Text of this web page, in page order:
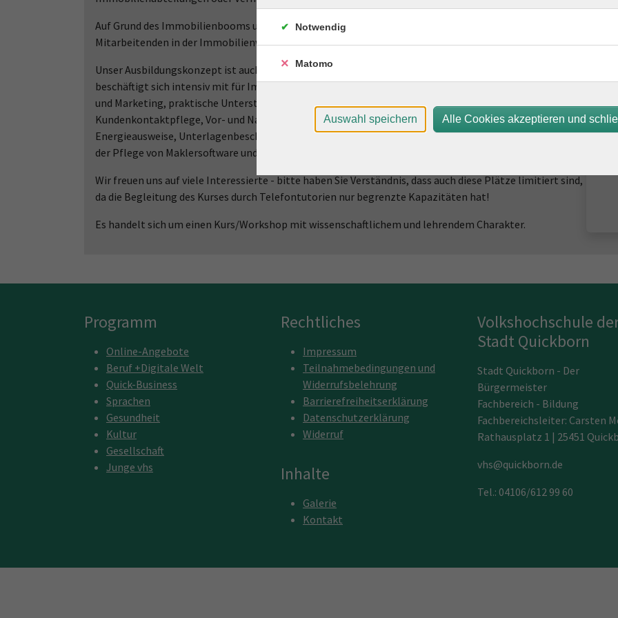
Auf Grund des Immobilienbooms und dem hieraus resultierenden Bedarf an unterstützenden
Mitarbeitenden in der Immobilienwirtschaft, bieten wir diesen Fernkurs an.
Unser Ausbildungskonzept ist auch bei dieser Zertifikatsausbildung sehr praxisorientiert und
beschäftigt sich intensiv mit für Immobilienassistenten relevanten Themen wie: Arbeitsorganisation
und Marketing, praktische Unterstützung des Immobilienmaklers oder Hausverwalters,
Kundenkontaktpflege, Vor- und Nachbereitung von Objektaufnahmen (Exposéerstellung,
Energieausweise, Unterlagenbeschaffung usw.) Abrechnung und Verwaltung, sowie Unterstützung bei
der Pflege von Maklersoftware und Webpräsenz, Kundenakquise, Marketing u.v.m.
Wir freuen uns auf viele Interessierte - bitte haben Sie Verständnis, dass auch diese Plätze limitiert sind,
da die Begleitung des Kurses durch Telefontutorien nur begrenzte Kapazitäten hat!
Es handelt sich um einen Kurs/Workshop mit wissenschaftlichem und lehrendem Charakter.
Programm
Online-Angebote
Beruf +Digitale Welt
Quick-Business
Sprachen
Gesundheit
Kultur
Gesellschaft
Junge vhs
Rechtliches
Impressum
Teilnahmebedingungen und
Widerrufsbelehrung
Barrierefreiheitserklärung
Datenschutzerklärung
Widerruf
Inhalte
Galerie
Kontakt
Volkshochschule
Stadt Quickborn
Stadt Quickborn - Der
Bürgermeister
Fachbereich - Bildung
Fachbereichsleiter: Carsten
Rathausplatz 1 | 25451
vhs@quickborn.de
Tel.: 04106/612 99 60
Notwendig
Matomo
Auswahl speichern Alle Cookies akzeptieren und